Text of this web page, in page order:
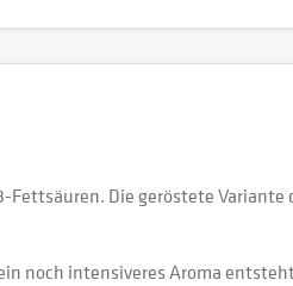
Fettsäuren. Die geröstete
noch intensiveres Aroma